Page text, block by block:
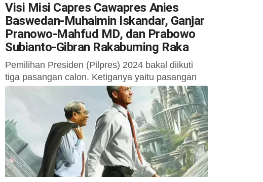
Visi Misi Capres Cawapres Anies
Baswedan-Muhaimin Iskandar, Ganjar
Pranowo-Mahfud MD, dan Prabowo
Subianto-Gibran Rakabuming Raka
Pemilihan Presiden (Pilpres) 2024 bakal diikuti
tiga pasangan calon. Ketiganya yaitu pasangan
Anies Rasyid Baswedan- Abdul Muhaimin
Iskandar, Ganjar Pranowo-Mahfud MD, dan
pasangan Prabowo Subianto-Gibran
Rakabuming...